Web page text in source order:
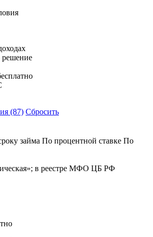
решение
(87) Сбросить
займа По процентной ставке По
в реестре МФО ЦБ РФ